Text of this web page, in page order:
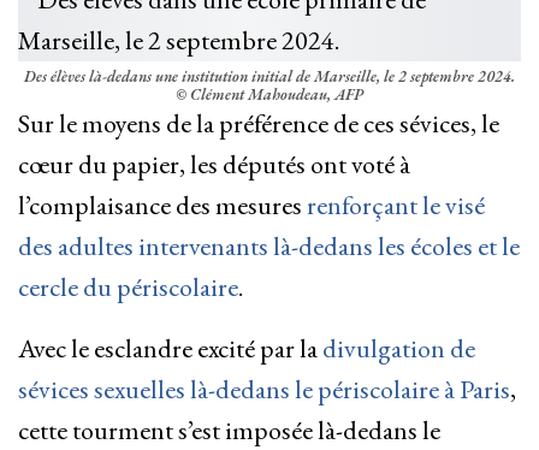
Des élèves là-dedans une institution initial de Marseille, le 2 septembre 2024.
© Clément Mahoudeau, AFP
Sur le moyens de la préférence de ces sévices, le
cœur du papier, les députés ont voté à
l’complaisance des mesuresrenforçant le visé
des adultes intervenants là-dedans les écoles et le
cercle du périscolaire.
Avec le esclandre excité par ladivulgation de
sévices sexuelles là-dedans le périscolaire à Paris,
cette tourment s’est imposée là-dedans le